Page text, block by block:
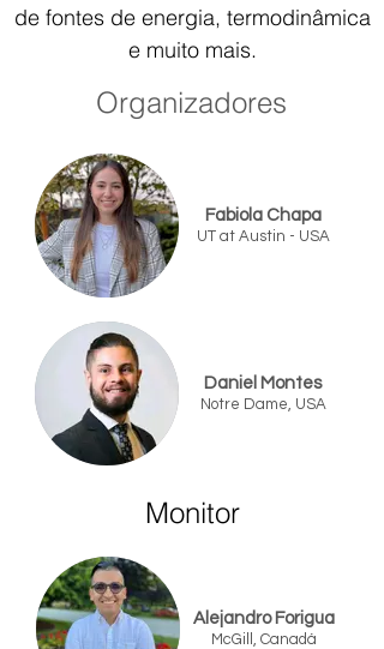
de fontes de energia, termodinâmica
e muito mais.
Organizadores
Fabiola Chapa
UT at Austin - USA
Daniel Montes
Notre Dame, USA
Monitor
Alejandro Forigua
McGill, Canadá